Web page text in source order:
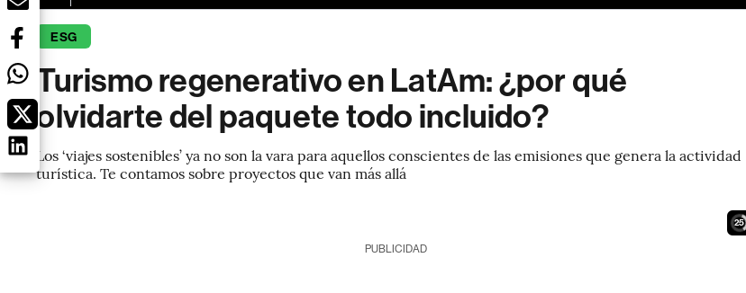
ESG
Turismo regenerativo en LatAm: ¿por qué
olvidarte del paquete todo incluido?
Los ‘viajes sostenibles’ ya no son la vara para aquellos conscientes de las emisiones que genera la actividad
turística. Te contamos sobre proyectos que van más allá
23
PUBLICIDAD